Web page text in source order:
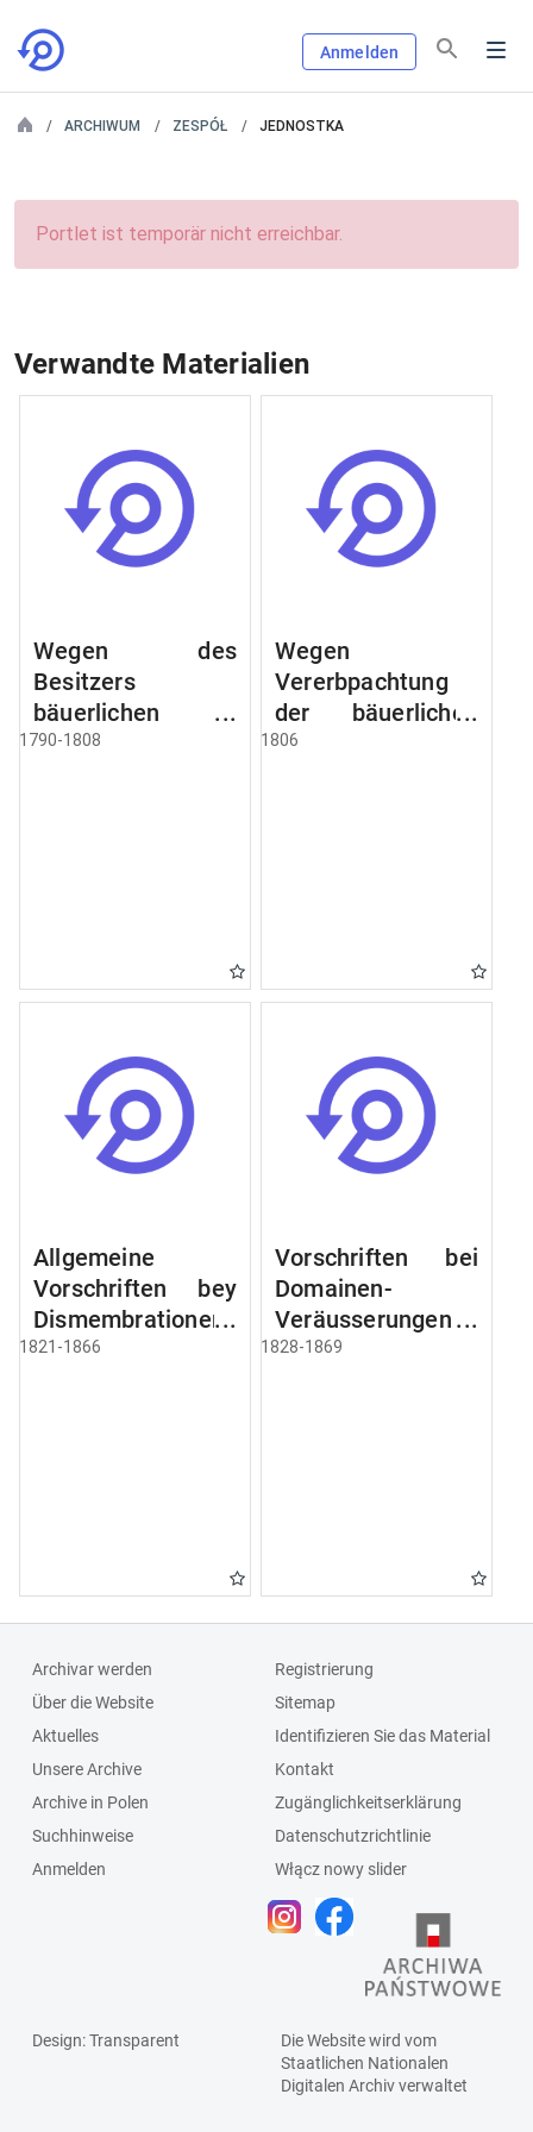
Anmelden
ARCHIWUM ZESPÓŁ JEDNOSTKA
Portlet ist temporär nicht erreichbar.
Verwandte Materialien
Wegen des
Besitzers
bäuerlichen
Grundstücke, den
1790-1808
Wegen
Vererbpachtung
der bäuerlichen
Grundstücke und
1806
Allgemeine
Vorschriften bey
Dismembrationen
Domainen-
1821-1866
Vorschriften bei
Domainen-
Veräusserungen
und
1828-1869
Archivar werden
Über die Website
Aktuelles
Unsere Archive
Archive in Polen
Suchhinweise
Anmelden
Registrierung
Sitemap
Identifizieren Sie das Material
Kontakt
Zugänglichkeitserklärung
Datenschutzrichtlinie
Włącz nowy slider
Design: Transparent
Die Website wird vom
Staatlichen Nationalen
Digitalen Archivverwaltet